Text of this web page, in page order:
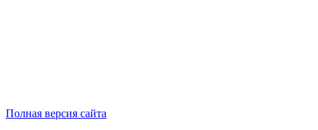
Полная версия сайта